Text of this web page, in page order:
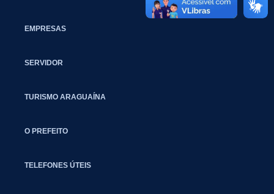
EMPRESAS
SERVIDOR
TURISMO ARAGUAÍNA
O PREFEITO
TELEFONES ÚTEIS